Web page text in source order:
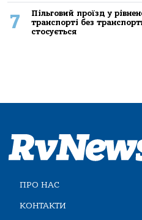
7
Пільговий проїзд у
транспорті без
стосується
ПРО НАС
КОНТАКТИ